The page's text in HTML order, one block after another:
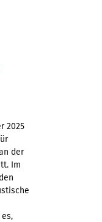
2025
der
Im